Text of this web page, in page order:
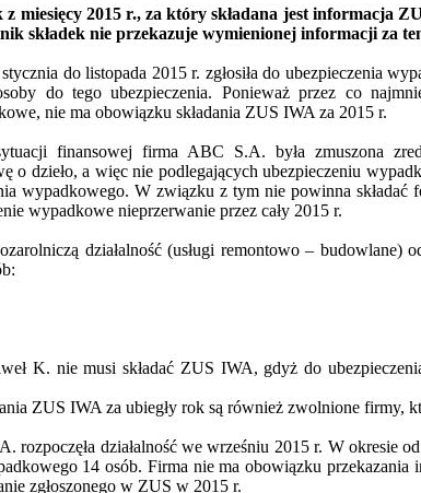
miesięcy 2015 r., za który składana jest informacja
składek nie przekazuje wymienionej informacji za
do listopada 2015 r. zgłosiła do ubezpieczenia
do tego ubezpieczenia. Ponieważ przez co
nie ma obowiązku składania ZUS IWA za 2015 r.
finansowej firma ABC S.A. była zmuszona
o dzieło, a więc nie podlegających ubezpieczeniu
wypadkowego. W związku z tym nie powinna składać
wypadkowe nieprzerwanie przez cały 2015 r.
działalność (usługi remontowo – budowlane)
K. nie musi składać ZUS IWA, gdyż do
ZUS IWA za ubiegły rok są również zwolnione firmy,
rozpoczęła działalność we wrześniu 2015 r. W okresie
14 osób. Firma nie ma obowiązku przekazania
zgłoszonego w ZUS w 2015 r.